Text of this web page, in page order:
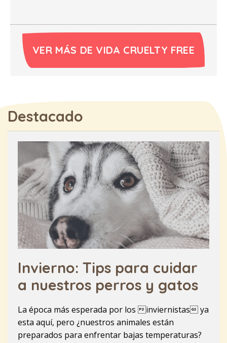
VER MÁS DE VIDA CRUELTY FREE
Destacado
Invierno: Tips para cuidar
a nuestros perros y gatos
La época más esperada por los inviernistas ya
esta aquí, pero ¿nuestros animales están
preparados para enfrentar bajas temperaturas?